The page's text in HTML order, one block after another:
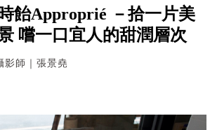
飴Approprié －拾一片美
嚐一口宜人的甜潤層次
影師｜張景堯